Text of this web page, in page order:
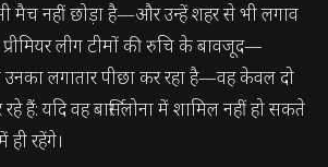
मैच नहीं छोड़ा है—और उन्हें शहर से भी लगाव
लीग टीमों की रुचि के बावजूद—
लगातार पीछा कर रहा है—वह केवल दो
हैं: यदि वह बार्सिलोना में शामिल नहीं हो सकते
ही रहेंगे।